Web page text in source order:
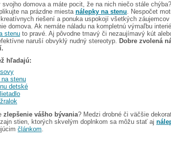
svojho domova a máte pocit, že na nich niečo stále
na prázdne miesta nálepky na stenu. Nespočet
riešení a ponuka uspokojí všetkých záujemcov
domova. Ak nemáte náladu na kompletnú výmaľbu
stenu to pravé. Aj pôvodne tmavý či nezaujímavý kút
naruší obvyklý nudný stereotyp. Dobre zvolená
hľadajú:
stenu
detské
zlepšenie vášho bývania? Medzi drobné či väčšie
stien, ktorých skvelým doplnkom sa môžu stať aj
článkom.